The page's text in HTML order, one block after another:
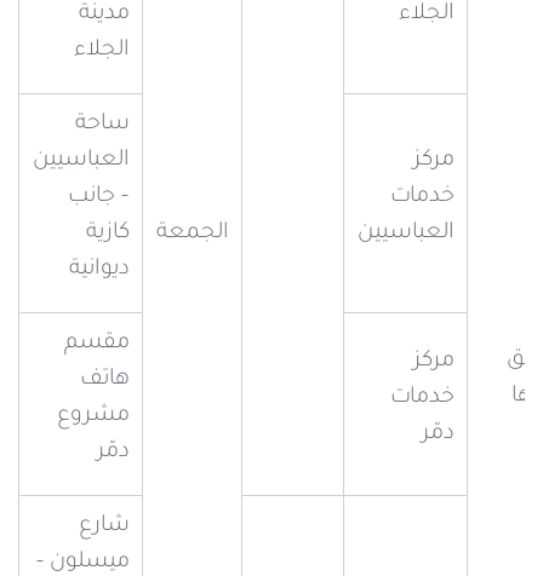
الجمعة
الجلاء
مدينة
الجلاء
مركز
خدمات
العباسيين
ساحة
العباسيين
– جانب
كازية
ديوانية
مركز
خدمات
دمّر
مقسم
هاتف
مشروع
دمّر
شارع
ميسلون –